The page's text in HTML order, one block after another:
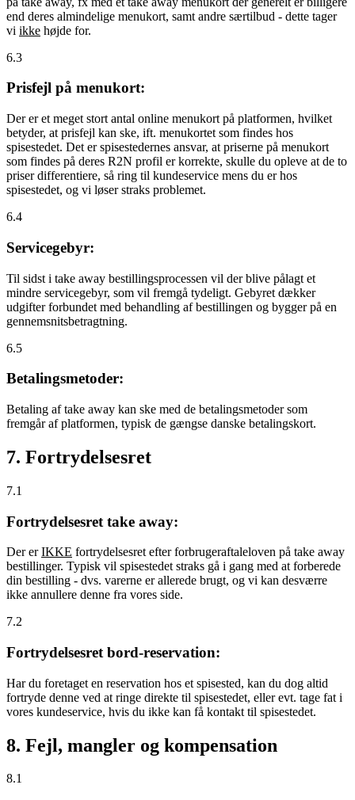
end deres almindelige menukort, samt andre særtilbud - dette tager
vi ikke højde for.
6.3
Prisfejl på menukort:
Der er et meget stort antal online menukort på platformen, hvilket
betyder, at prisfejl kan ske, ift. menukortet som findes hos
spisestedet. Det er spisestedernes ansvar, at priserne på menukort
som findes på deres R2N profil er korrekte, skulle du opleve at de to
priser differentiere, så ring til kundeservice mens du er hos
spisestedet, og vi løser straks problemet.
6.4
Servicegebyr:
Til sidst i take away bestillingsprocessen vil der blive pålagt et
mindre servicegebyr, som vil fremgå tydeligt. Gebyret dækker
udgifter forbundet med behandling af bestillingen og bygger på en
gennemsnitsbetragtning.
6.5
Betalingsmetoder:
Betaling af take away kan ske med de betalingsmetoder som
fremgår af platformen, typisk de gængse danske betalingskort.
7. Fortrydelsesret
7.1
Fortrydelsesret take away:
Der erIKKE fortrydelsesret efter forbrugeraftaleloven på take away
bestillinger. Typisk vil spisestedet straks gå i gang med at forberede
din bestilling - dvs. varerne er allerede brugt, og vi kan desværre
ikke annullere denne fra vores side.
7.2
Fortrydelsesret bord-reservation:
Har du foretaget en reservation hos et spisested, kan du dog altid
fortryde denne ved at ringe direkte til spisestedet, eller evt. tage fat i
vores kundeservice, hvis du ikke kan få kontakt til spisestedet.
8. Fejl, mangler og kompensation
8.1